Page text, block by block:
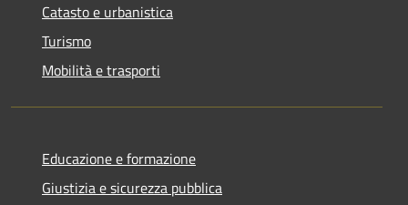
Catasto e urbanistica
Turismo
Mobilità e trasporti
Educazione e formazione
Giustizia e sicurezza pubblica